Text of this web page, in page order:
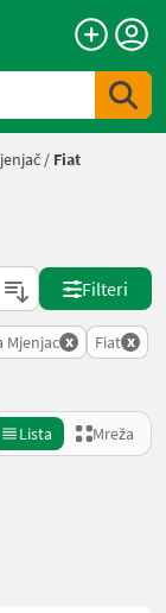
/ Fiat
Filteri
Mjenjac x Fiat x
Lista Mreža